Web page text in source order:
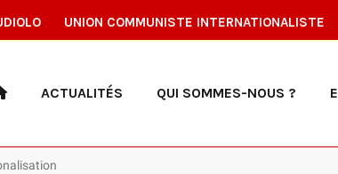
UNION COMMUNISTE INTERNATIONALISTE
ACTUALITÉS QUI SOMMES-NOUS ?